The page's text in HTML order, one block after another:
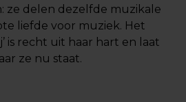
ze delen dezelfde muzikale
liefde voor muziek. Het
is recht uit haar hart en laat
ze nu staat.